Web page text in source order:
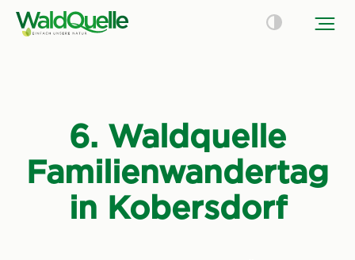
6. Waldquelle
Familienwandertag
in Kobersdorf